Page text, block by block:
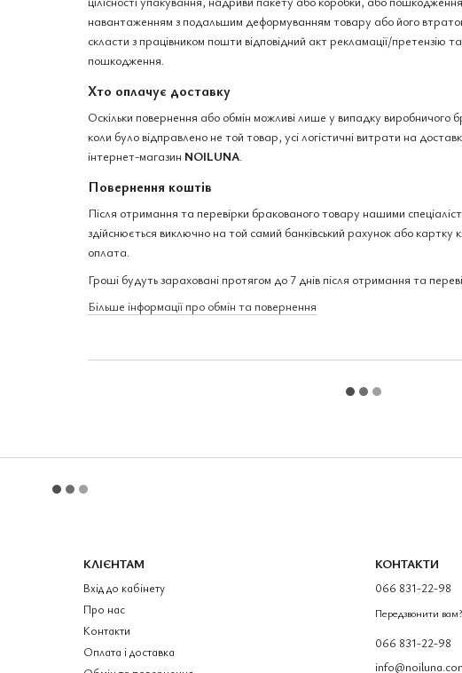
навантаженням з подальшим деформуванням товару або його
скласти з працівником пошти відповідний акт рекламації/претензію та
пошкодження.
Хто оплачує доставку
Оскільки повернення або обмін можливі лише у випадку виробничого
коли було відправлено не той товар, усі логістичні витрати на
інтернет-магазин NOILUNA.
Повернення коштів
Після отримання та перевірки бракованого товару нашими
здійснюється виключно на той самий банківський рахунок або картку
оплата.
Гроші будуть зараховані протягом до 7 днів після отримання та
Більше інформації про обмін та повернення
КЛІЄНТАМ
Вхід до кабінету
Про нас
Контакти
Оплата і доставка
КОНТАКТИ
066 831-22-98
Передзвонити вам?
066 831-22-98